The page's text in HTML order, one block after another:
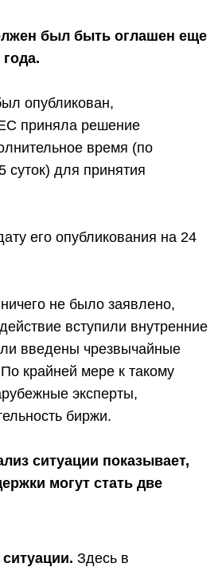
был быть оглашен еще
опубликован,
приняла решение
время (по
суток) для принятия
его опубликования на 24
не было заявлено,
вступили внутренние
введены чрезвычайные
крайней мере к такому
эксперты,
биржи.
ситуации показывает,
могут стать две
Здесь в